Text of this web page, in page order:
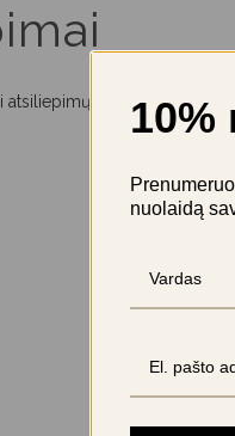
atsiliepimų 10%
nuolaidą